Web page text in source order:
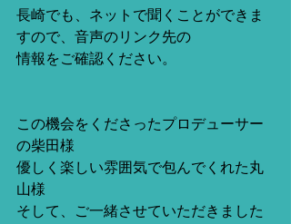
長崎でも、ネットで聞くことができま
すので、音声のリンク先の
情報をご確認ください。
この機会をくださったプロデューサー
の柴田様
優しく楽しい雰囲気で包んでくれた丸
山様
そして、ご一緒させていただきました